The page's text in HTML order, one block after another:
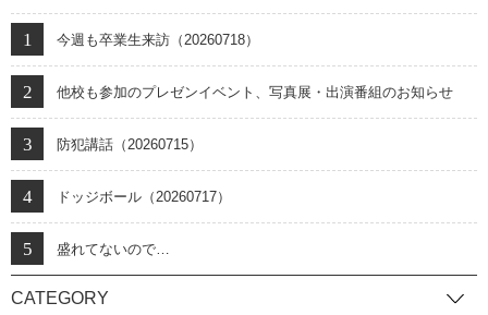
今週も卒業生来訪（20260718）
他校も参加のプレゼンイベント、写真展・出演番組のお知らせ
防犯講話（20260715）
ドッジボール（20260717）
盛れてないので…
CATEGORY